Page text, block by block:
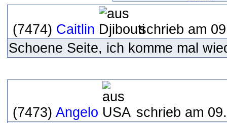
(7474) Caitlin
schrieb am
Schoene Seite, ich komme mal
(7473) Angelo
schrieb am